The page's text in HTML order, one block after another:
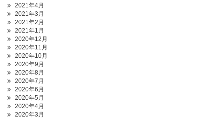
2021年4月
2021年3月
2021年2月
2021年1月
2020年12月
2020年11月
2020年10月
2020年9月
2020年8月
2020年7月
2020年6月
2020年5月
2020年4月
2020年3月